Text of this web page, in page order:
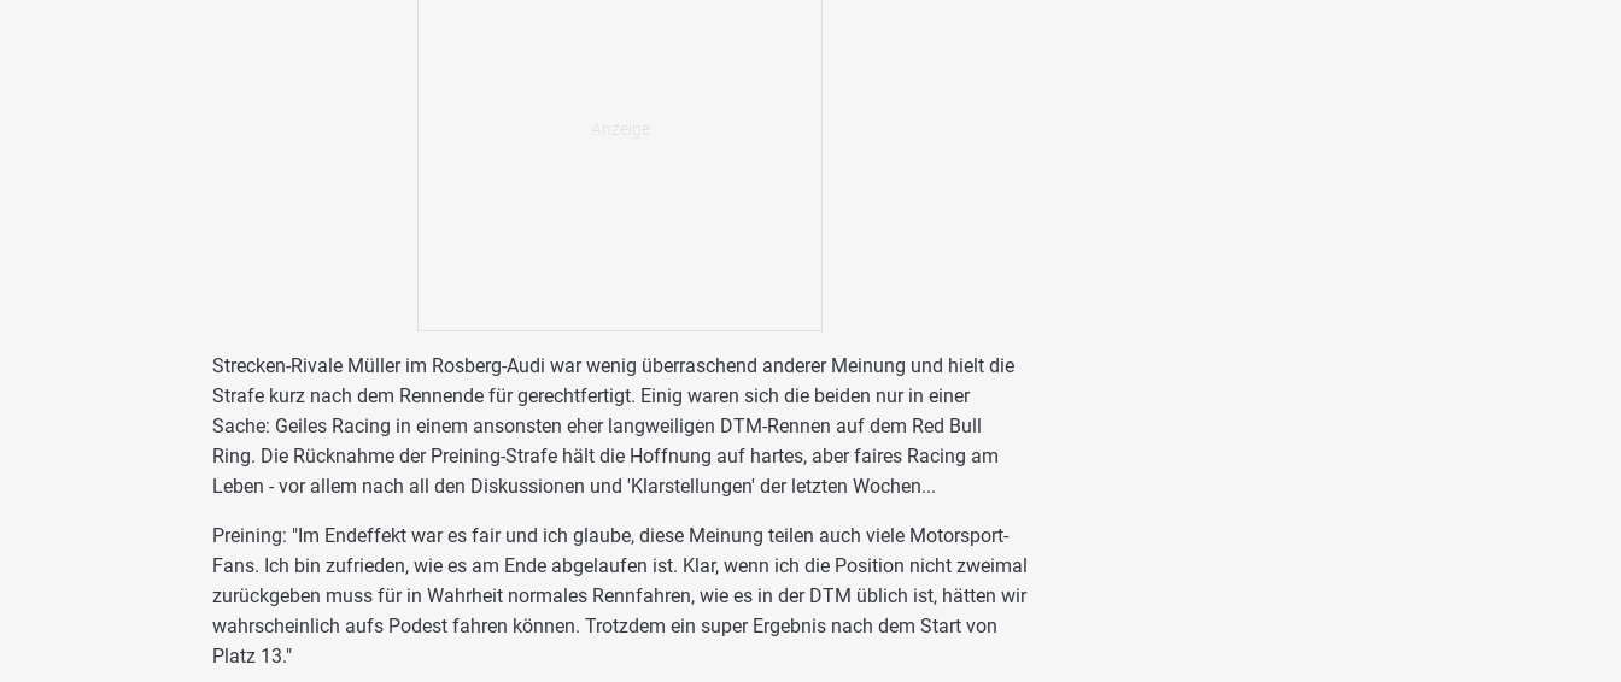
Strecken-Rivale Müller im Rosberg-Audi war wenig überraschend anderer Meinung und hielt die
Strafe kurz nach dem Rennende für gerechtfertigt. Einig waren sich die beiden nur in einer
Sache: Geiles Racing in einem ansonsten eher langweiligen DTM-Rennen auf dem Red Bull
Ring. Die Rücknahme der Preining-Strafe hält die Hoffnung auf hartes, aber faires Racing am
Leben - vor allem nach all den Diskussionen und 'Klarstellungen' der letzten Wochen...
Preining: "Im Endeffekt war es fair und ich glaube, diese Meinung teilen auch viele Motorsport-
Fans. Ich bin zufrieden, wie es am Ende abgelaufen ist. Klar, wenn ich die Position nicht zweimal
zurückgeben muss für in Wahrheit normales Rennfahren, wie es in der DTM üblich ist, hätten wir
wahrscheinlich aufs Podest fahren können. Trotzdem ein super Ergebnis nach dem Start von
Platz 13."